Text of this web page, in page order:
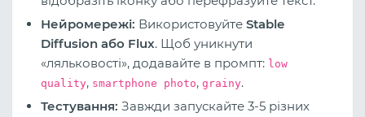
Нейромережі: Використовуйте Stable
Diffusion або Flux. Щоб уникнути
«ляльковості», додавайте в промпт: low
quality, smartphone photo, grainy.
Тестування: Завжди запускайте 3-5 різних